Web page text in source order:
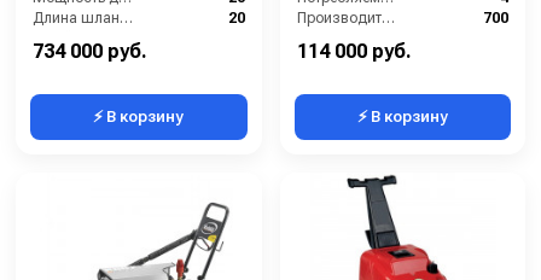
Длина шланга ВД (м):
20
734 000 руб.
⚡ В корзину
Производительность (л/ч):
700
114 000 руб.
⚡ В корзину